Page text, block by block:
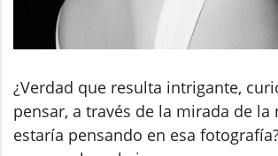
¿Verdad que resulta intrigante,
pensar, a través de la mirada de la
estaría pensando en esa